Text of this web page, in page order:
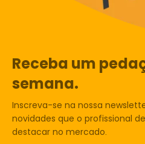
Receba um
semana.
Inscreva-se na nossa
novidades que o profissional
destacar no mercado.